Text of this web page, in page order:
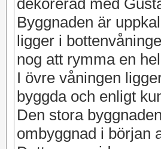
dekorerad med
Byggnaden är
ligger i
nog att rymma en
I övre våningen
byggda och enligt
Den stora
ombyggnad i början